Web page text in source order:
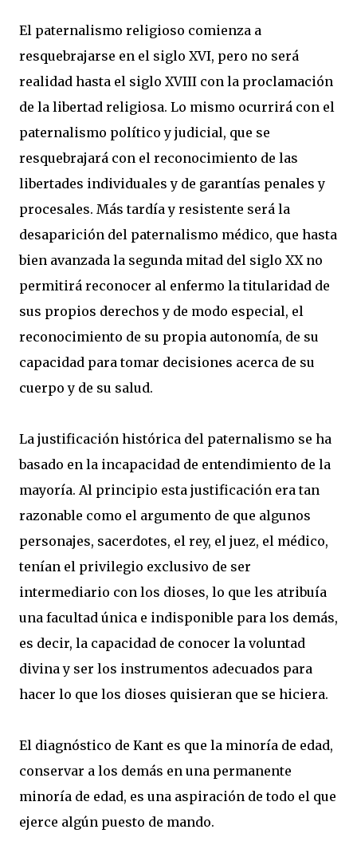
El paternalismo religioso comienza a
resquebrajarse en el siglo XVI, pero no será
realidad hasta el siglo XVIII con la proclamación
de la libertad religiosa. Lo mismo ocurrirá con el
paternalismo político y judicial, que se
resquebrajará con el reconocimiento de las
libertades individuales y de garantías penales y
procesales. Más tardía y resistente será la
desaparición del paternalismo médico, que hasta
bien avanzada la segunda mitad del siglo XX no
permitirá reconocer al enfermo la titularidad de
sus propios derechos y de modo especial, el
reconocimiento de su propia autonomía, de su
capacidad para tomar decisiones acerca de su
cuerpo y de su salud.
La justificación histórica del paternalismo se ha
basado en la incapacidad de entendimiento de la
mayoría. Al principio esta justificación era tan
razonable como el argumento de que algunos
personajes, sacerdotes, el rey, el juez, el médico,
tenían el privilegio exclusivo de ser
intermediario con los dioses, lo que les atribuía
una facultad única e indisponible para los demás,
es decir, la capacidad de conocer la voluntad
divina y ser los instrumentos adecuados para
hacer lo que los dioses quisieran que se hiciera.
El diagnóstico de Kant es que la minoría de edad,
conservar a los demás en una permanente
minoría de edad, es una aspiración de todo el que
ejerce algún puesto de mando.